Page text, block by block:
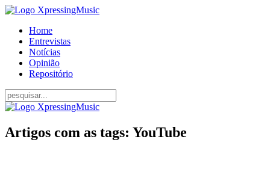
Home
Entrevistas
Notícias
Opinião
Repositório
Artigos com as tags: YouTube